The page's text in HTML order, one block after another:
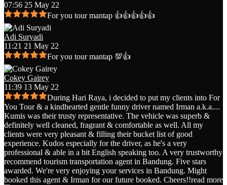
07:56 25 May 22
For you tour mantap 👍👍👍👍👍
Adi Suryadi
11:21 21 May 22
For you tour mantap 💯👍
Cokey Gairey
11:39 13 May 22
During Hari Raya, i decided to put my clients into For
You Tour & a kindhearted gentle funny driver named Irman a.k.a....
Kumis was their trusty representative. The vehicle was superb &
definitely well cleaned, fragrant & comfortable as well. All my
clients were very pleasant & filling their bucket list of good
experience. Kudos especially for the driver, as he's a very
professional & able in a bit English speaking too. A very trustworthy
recommend tourism transportation agent in Bandung. Five stars
awarded. We're very enjoying your services in Bandung. Might
booked this agent & Irman for our future booked. Cheers!!read more